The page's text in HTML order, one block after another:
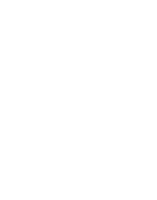
公司）所提供，讓
將買賣／分期付款
款。
集、處理及利用，
，可透過四大超商／
。
要取消訂單，請聯絡
需透過AFTEE先享
示為準，若有關於